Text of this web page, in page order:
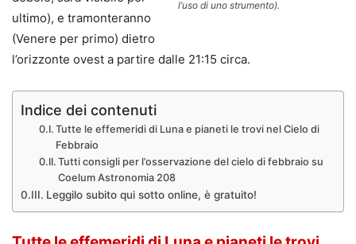
l’uso di uno strumento).
ultimo), e tramonteranno
(Venere per primo) dietro
l’orizzonte ovest a partire dalle 21:15 circa.
Indice dei contenuti
Tutte le effemeridi di Luna e pianeti le trovi nel Cielo di
Febbraio
Tutti consigli per l’osservazione del cielo di febbraio su
Coelum Astronomia 208
Leggilo subito qui sotto online, è gratuito!